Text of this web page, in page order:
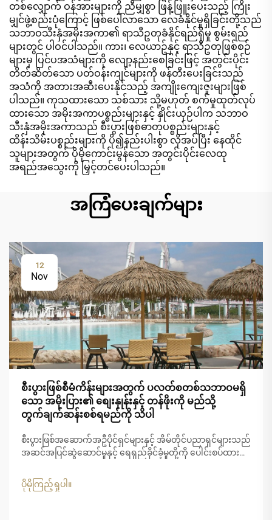
တစ်လျှောက် ဝန်အားများကို ညီမျှစွာ ဖြန့်ဖြူးပေးသည့် ကြိုး
မျှင်ဖွဲ့စည်းပုံကြောင့် ဖြစ်ပေါ်လာသော လေခံနိုင်မှုရှိခြင်းတို့သည်
သဘာဝသီးနှံအမိုးအကာ၏ ရာသီဥတုခံနိုင်ရည်ရှိမှု စွမ်းရည်
များတွင် ပါဝင်ပါသည်။ ကား၊ လေယာဥ်နှင့် ရာသီဥတုဖြစ်စဉ်
များမှ ပြင်ပအသံများကို လျော့နည်းစေခြင်းဖြင့် အတွင်းပိုင်း
တိတ်ဆိတ်သော ပတ်ဝန်းကျင်များကို ဖန်တီးပေးခြင်းသည်
အသံကို အတားအဆီးပေးနိုင်သည့် အကျိုးကျေးဇူးများဖြစ်
ပါသည်။ ကုသထားသော သစ်သား သို့မဟုတ် စက်မှုထုတ်လုပ်
ထားသော အမိုးအကာပစ္စည်းများနှင့် နှိုင်းယှဉ်ပါက သဘာဝ
သီးနှံအမိုးအကာသည် စီးပွားဖြစ်ဓာတုပစ္စည်းများနှင့်
ထိန်းသိမ်းပစ္စည်းများကို ပို၍နည်းပါးစွာ လိုအပ်ပြီး နေထိုင်
သူများအတွက် ပိုမိုကောင်းမွန်သော အတွင်းပိုင်းလေထု
အရည်အသွေးကို မြှင့်တင်ပေးပါသည်။
အကြံပေးချက်များ
12
Nov
စီးပွားဖြစ်စီမံကိန်းများအတွက် ပလတ်စတစ်သဘာဝမရှိ
သော အမိုးပြား၏ စျေးနှုန်းနှင့် တန်ဖိုးကို မည်သို့
တွက်ချက်ဆန်းစစ်ရမည်ကို သိပါ
စီးပွားဖြစ်အဆောက်အဦပိုင်ရှင်များနှင့် အိမ်တိုင်ပညာရှင်များသည်
အဆင်အပြင်ဆွဲဆောင်မှုနှင့် ရေရှည်ခိုင်ခံ့မှုတို့ကို ပေါင်းစပ်ထား
ပါသည်။ သာမောင်းလုံအိမ်ခေါင်မိုးသည် အပူပိုင်းအပန်းဖြေစခန်း
များ၊ ဖျော်ဖြေရေးနှင့် ဟိုတယ်လုပ်ငန်းများအတွက် စွဲမက်ဖွယ်
ပိုမိုကြည့်ရှုပါ။